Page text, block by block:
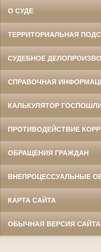
О СУДЕ
ТЕРРИТОРИАЛЬНАЯ
СУДЕБНОЕ
СПРАВОЧНАЯ
КАЛЬКУЛЯТОР
ПРОТИВОДЕЙСТВИЕ
ОБРАЩЕНИЯ ГРАЖДАН
ВНЕПРОЦЕССУАЛЬНЫЕ
КАРТА САЙТА
ОБЫЧНАЯ ВЕРСИЯ САЙТА